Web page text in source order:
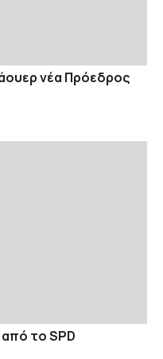
νέα Πρόεδρος
το SPD